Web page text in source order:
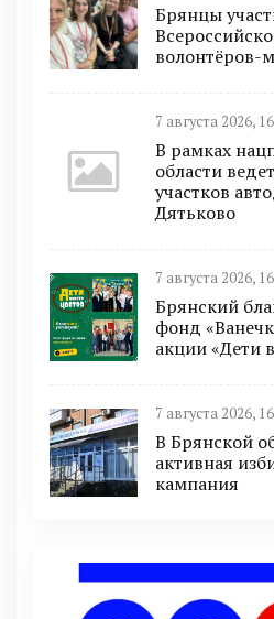
Брянцы
волонтёров-
7 августа 2026,
В рамках
области
участков
Дятьково
7 августа 2026,
Брянский
фонд
акции «Дети
7 августа 2026,
В Брянской
активная
кампания